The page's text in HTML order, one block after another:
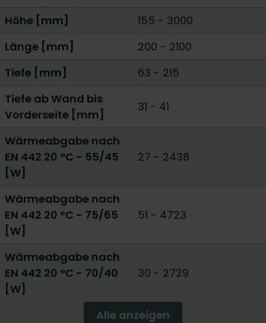
Höhe [mm]
155 - 3000
Länge [mm]
200 - 2100
Tiefe [mm]
63 - 215
Tiefe ab Wand bis
Vorderseite [mm]
31 - 41
Wärmeabgabe nach
EN 442 20 °C - 55/45
[W]
27 - 2438
Wärmeabgabe nach
EN 442 20 °C - 75/65
[W]
51 - 4723
Wärmeabgabe nach
EN 442 20 °C - 70/40
[W]
30 - 2729
Alle anzeigen